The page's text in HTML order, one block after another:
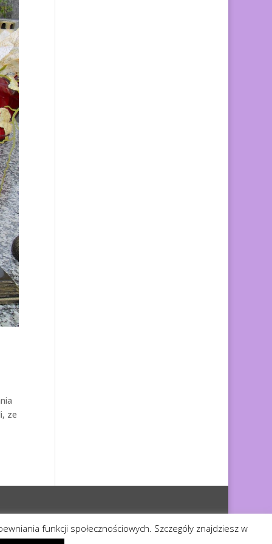
ze
funkcji społecznościowych. Szczegóły znajdziesz w